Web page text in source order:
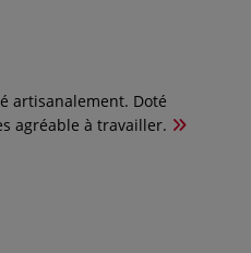
artisanalement. Doté
agréable à travailler.